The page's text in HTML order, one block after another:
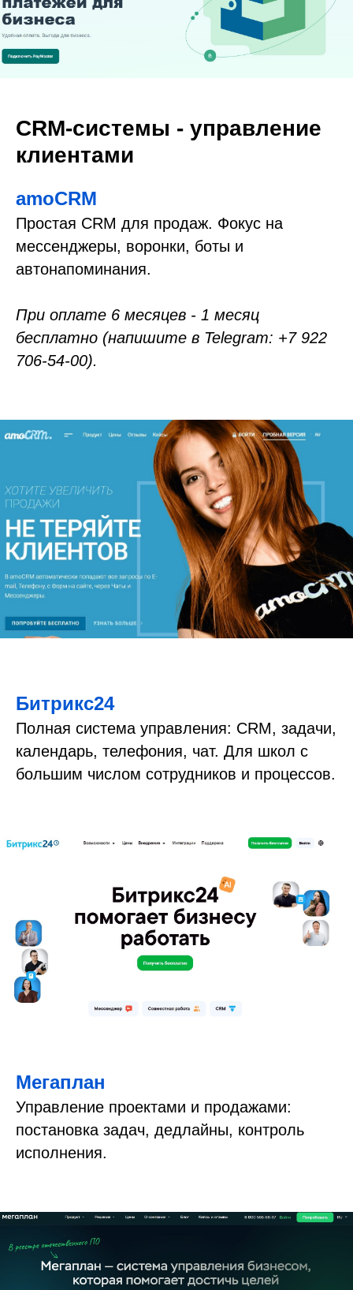
CRM-системы - управление
клиентами
amoCRM
Простая CRM для продаж. Фокус на
мессенджеры, воронки, боты и
автонапоминания.
При оплате 6 месяцев - 1 месяц
бесплатно (напишите в Telegram: +7 922
706-54-00).
Битрикс24
Полная система управления: CRM, задачи,
календарь, телефония, чат. Для школ с
большим числом сотрудников и процессов.
Мегаплан
Управление проектами и продажами:
постановка задач, дедлайны, контроль
исполнения.